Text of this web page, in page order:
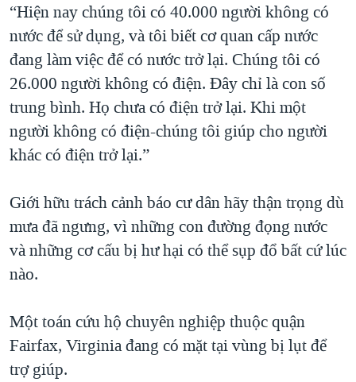
“Hiện nay chúng tôi có 40.000 người không có
nước để sử dụng, và tôi biết cơ quan cấp nước
đang làm việc để có nước trở lại. Chúng tôi có
26.000 người không có điện. Đây chỉ là con số
trung bình. Họ chưa có điện trở lại. Khi một
người không có điện-chúng tôi giúp cho người
khác có điện trở lại.”
Giới hữu trách cảnh báo cư dân hãy thận trọng dù
mưa đã ngưng, vì những con đường đọng nước
và những cơ cấu bị hư hại có thể sụp đổ bất cứ lúc
nào.
Một toán cứu hộ chuyên nghiệp thuộc quận
Fairfax, Virginia đang có mặt tại vùng bị lụt để
trợ giúp.